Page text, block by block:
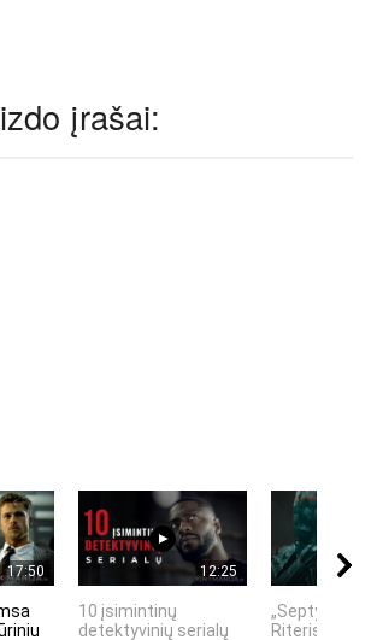
įrašai:
17:50 12:25
10 įsimintinų
detektyvinių serialų
„Septynių
Riteris" – kai